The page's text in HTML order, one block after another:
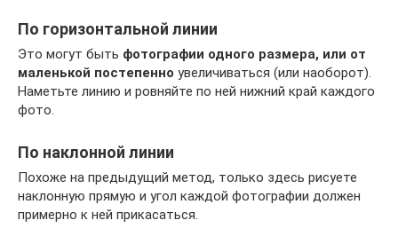
По горизонтальной линии
Это могут быть фотографии одного размера, или от
маленькой постепенно увеличиваться (или наоборот).
Наметьте линию и ровняйте по ней нижний край каждого
фото.
По наклонной линии
Похоже на предыдущий метод, только здесь рисуете
наклонную прямую и угол каждой фотографии должен
примерно к ней прикасаться.